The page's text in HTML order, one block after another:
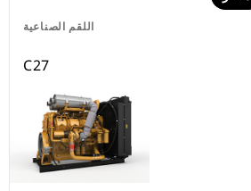
اللقم الصناعية
C27